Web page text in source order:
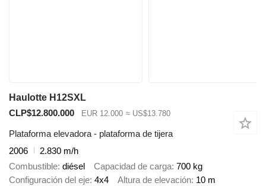
Haulotte H12SXL
CLP$12.800.000
EUR 12.000 ≈ US$13.780
Plataforma elevadora - plataforma de tijera
2006
2.830 m/h
Combustible diésel Capacidad de carga 700 kg
Configuración del eje 4x4 Altura de elevación 10 m